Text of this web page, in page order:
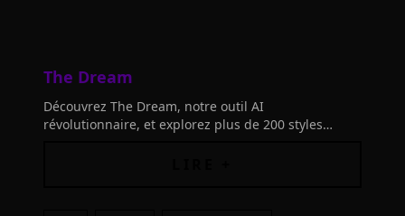
The Dream
Découvrez The Dream, notre outil AI
révolutionnaire, et explorez plus de 200 styles